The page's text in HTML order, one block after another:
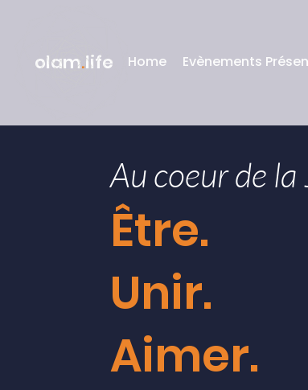
olam.life Home Evènements
Au coeur de la
Être.
Unir.
Aimer.